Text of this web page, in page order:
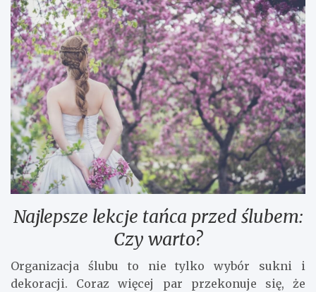
Najlepsze lekcje tańca przed ślubem:
Czy warto?
Organizacja ślubu to nie tylko wybór sukni i
dekoracji. Coraz więcej par przekonuje się, że